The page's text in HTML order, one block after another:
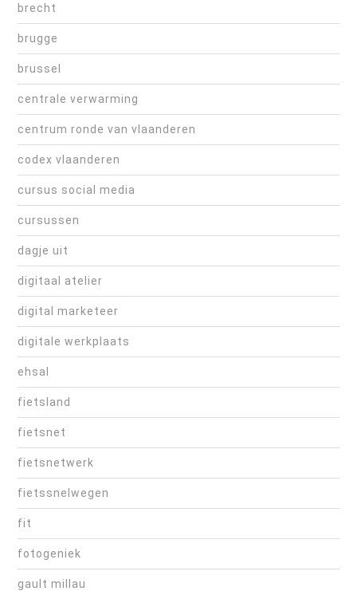
brecht
brugge
brussel
centrale verwarming
centrum ronde van vlaanderen
codex vlaanderen
cursus social media
cursussen
dagje uit
digitaal atelier
digital marketeer
digitale werkplaats
ehsal
fietsland
fietsnet
fietsnetwerk
fietssnelwegen
fit
fotogeniek
gault millau